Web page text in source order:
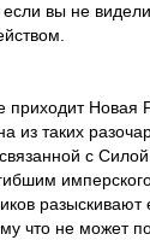
вы не
приходит Новая
из таких
с
что не может